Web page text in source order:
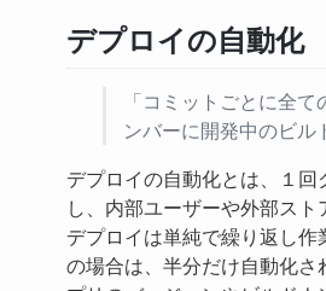
デプロイの自動化
「コミットごとに全
ンバーに開発中のビル
デプロイの自動化とは、１
し、内部ユーザーや外部スト
デプロイは単純で繰り返し
の場合は、半分だけ自動化